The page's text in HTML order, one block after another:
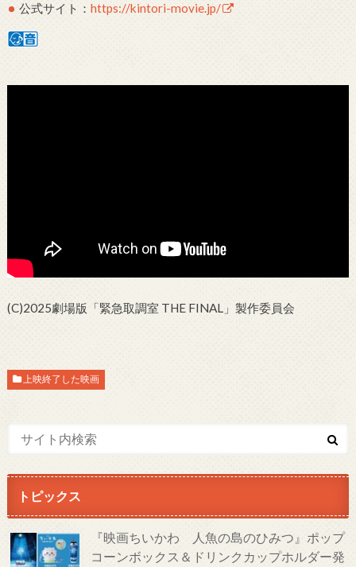
公式サイト：https://kintori-movie.jp/
(C)2025劇場版「緊急取調室 THE FINAL」製作委員会
上映終了した映画
トピックス
『映画ちいかわ 人魚の島のひみつ』ポップ
コーンボックス＆ドリンクカップホルダー発